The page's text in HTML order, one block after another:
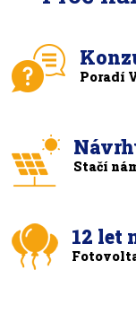
Poradí
Stačí
12 let